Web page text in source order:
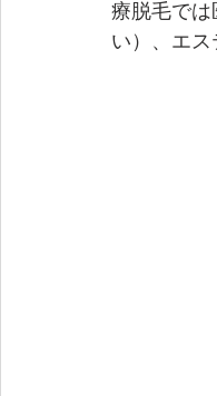
療脱毛で
い）、エ